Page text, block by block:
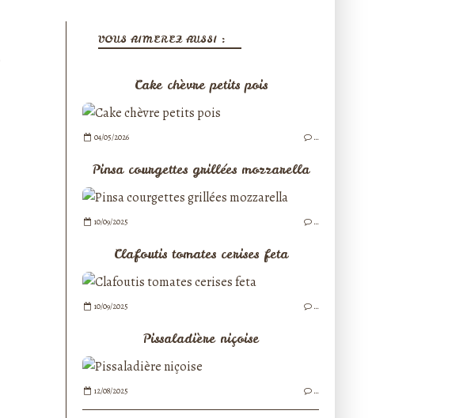
VOUS AIMEREZ AUSSI :
Cake chèvre petits pois
04/05/2026 …
Pinsa courgettes grillées mozzarella
10/09/2025 …
Clafoutis tomates cerises feta
10/09/2025 …
Pissaladière niçoise
12/08/2025 …